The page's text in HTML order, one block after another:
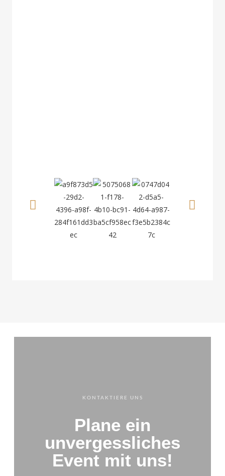
KONTAKTIERE UNS
Plane ein
unvergessliches
Event mit uns!